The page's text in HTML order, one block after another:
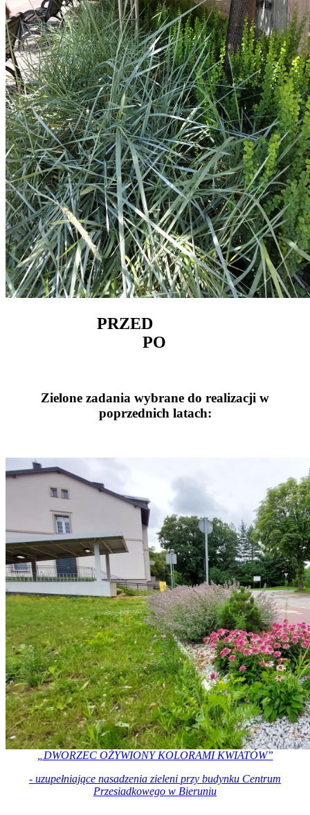
PRZED
PO
Zielone zadania wybrane do realizacji w
poprzednich latach:
„DWORZEC OŻYWIONY KOLORAMI KWIATÓW”
- uzupełniające nasadzenia zieleni przy budynku Centrum
Przesiadkowego w Bieruniu